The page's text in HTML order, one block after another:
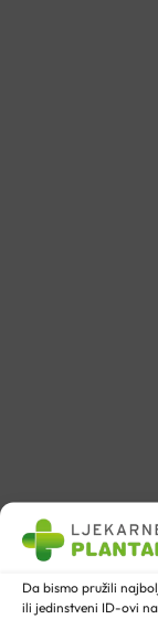
Da bismo pružili
ili jedinstveni ID-ovi